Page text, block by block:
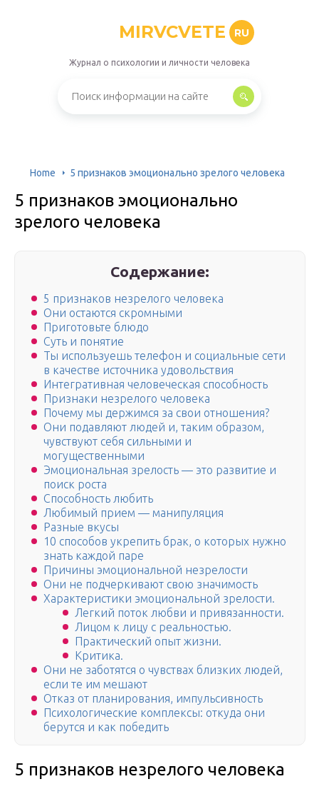
MIRVCVETE RU
Журнал о психологии и личности человека
Home 5 признаков эмоционально зрелого человека
5 признаков эмоционально
зрелого человека
Содержание:
5 признаков незрелого человека
Они остаются скромными
Приготовьте блюдо
Суть и понятие
Ты используешь телефон и социальные сети
в качестве источника удовольствия
Интегративная человеческая способность
Признаки незрелого человека
Почему мы держимся за свои отношения?
Они подавляют людей и, таким образом,
чувствуют себя сильными и
могущественными
Эмоциональная зрелость — это развитие и
поиск роста
Способность любить
Любимый прием — манипуляция
Разные вкусы
10 способов укрепить брак, о которых нужно
знать каждой паре
Причины эмоциональной незрелости
Они не подчеркивают свою значимость
Характеристики эмоциональной зрелости.
Легкий поток любви и привязанности.
Лицом к лицу с реальностью.
Практический опыт жизни.
Критика.
Они не заботятся о чувствах близких людей,
если те им мешают
Отказ от планирования, импульсивность
Психологические комплексы: откуда они
берутся и как победить
5 признаков незрелого человека